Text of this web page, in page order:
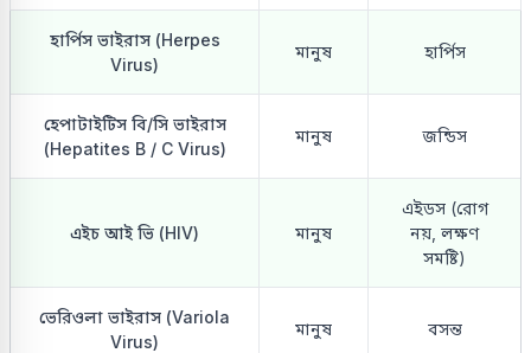
হার্পিস ভাইরাস (Herpes
Virus)
মানুষ হার্পিস
হেপাটাইটিস বি/সি ভাইরাস
(Hepatites B / C Virus)
মানুষ জন্ডিস
এইচ আই ভি (HIV) মানুষ
এইডস (রোগ
নয়, লক্ষণ
সমষ্টি)
ভেরিওলা ভাইরাস (Variola
Virus)
মানুষ বসন্ত